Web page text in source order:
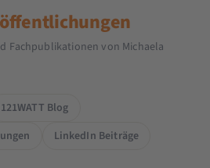
Fachpublikationen von Michaela
121WATT Blog
LinkedIn Beiträge